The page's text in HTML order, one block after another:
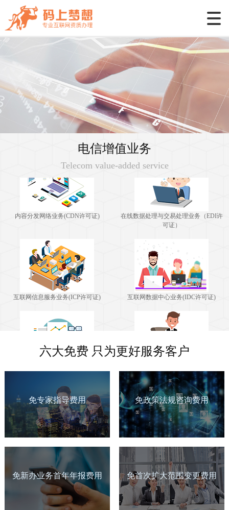
电信增值业务
Telecom value-added service
国内甚小口径终端地球站(VSAT)通信
业务
内容分发网络业务(CDN许可证)
在线数据处理与交易处理业务（EDI许
可证）
互联网信息服务业务(ICP许可证) 互联网数据中心业务(IDC许可证)
VPN）
国内多方通信服务业务
存储转发类业务资质 互联网域名解析业务
外资意见审核书 外商投资企业批准证书
六大免费 只为更好服务客户
免专家指导费用 免政策法规咨询费用
免新办业务首年年报费用 免首次扩大范围变更费用